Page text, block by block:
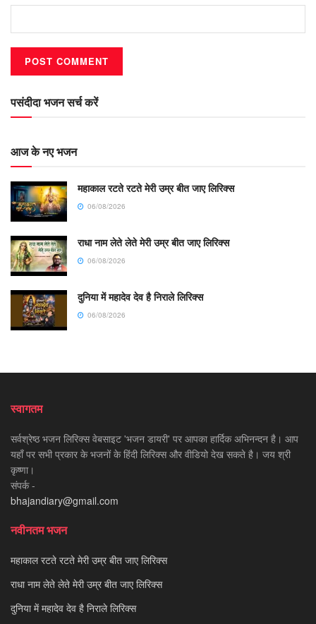
पसंदीदा भजन सर्च करें
आज के नए भजन
महाकाल रटते रटते मेरी उम्र बीत जाए लिरिक्स
06/08/2026
राधा नाम लेते लेते मेरी उम्र बीत जाए लिरिक्स
06/08/2026
दुनिया में महादेव देव है निराले लिरिक्स
06/08/2026
स्वागतम
सर्वश्रेष्ठ भजन लिरिक्स वेबसाइट 'भजन डायरी' पर आपका हार्दिक अभिनन्दन है। आप
यहाँ पर सभी प्रकार के भजनों के हिंदी लिरिक्स और वीडियो देख सकते है। जय श्री
कृष्णा।
संपर्क -
bhajandiary@gmail.com
नवीनतम भजन
महाकाल रटते रटते मेरी उम्र बीत जाए लिरिक्स
राधा नाम लेते लेते मेरी उम्र बीत जाए लिरिक्स
दुनिया में महादेव देव है निराले लिरिक्स